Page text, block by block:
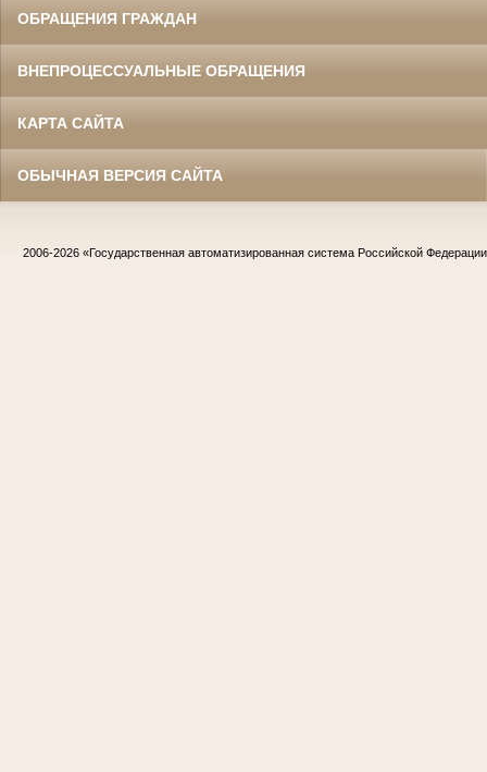
ОБРАЩЕНИЯ ГРАЖДАН
ВНЕПРОЦЕССУАЛЬНЫЕ ОБРАЩЕНИЯ
КАРТА САЙТА
ОБЫЧНАЯ ВЕРСИЯ САЙТА
2006-2026 «Государственная автоматизированная система Российской